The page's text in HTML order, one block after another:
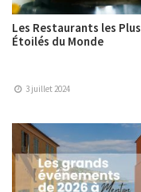
Les Restaurants les Plus
Étoilés du Monde
3 juillet 2024